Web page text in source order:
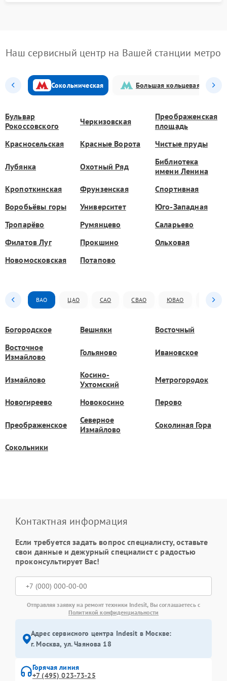
Наш сервисный центр на Вашей станции метро
Сокольническая Большая кольцевая
Бульвар
Рокоссовского
Черкизовская
Преображенская
площадь
Красносельская
Красные Ворота Чистые пруды
Лубянка Охотный Ряд
Библиотека
имени Ленина
Кропоткинская
Фрунзенская
Спортивная
Воробьёвы горы
Университет
Юго-Западная
Тропарёво
Румянцево
Саларьево
Филатов Луг
Прокшино
Ольховая
Новомосковская
Потапово
ВАО ЦАО САО СВАО ЮВАО ЮАО
Богородское Вешняки
Восточный
Восточное
Измайлово
Гольяново Ивановское
Измайлово
Косино-
Ухтомский
Метрогородок
Новогиреево Новокосино Перово
Преображенское
Северное
Измайлово
Соколиная Гора
Сокольники
Контактная информация
Если требуется задать вопрос специалисту, оставьте
свои данные и дежурный специалист с радостью
проконсультирует Вас!
Отправляя заявку на ремонт техники Indesit, Вы соглашаетесь с
Политикой конфиденциальности
Адрес сервисного центра Indesit в Москве:
г. Москва, ул. Чаянова 18
Горячая линия
+7 (495) 023-73-25